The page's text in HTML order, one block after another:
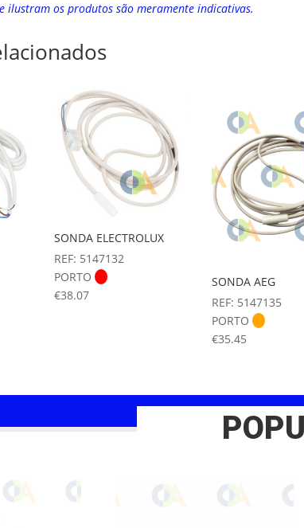
ilustram os produtos são meramente indicativas.
SONDA ELECTROLUX
REF: 5147132
PORTO
€38.07
SONDA AEG
REF: 5147135
PORTO
€35.45